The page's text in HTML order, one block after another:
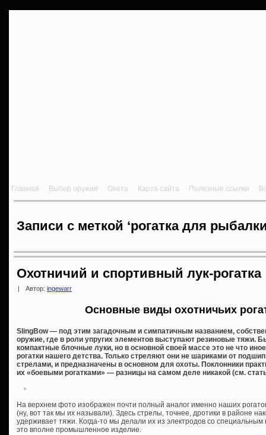
Главная Выбор оружия Охота Карта сайта Полезные ссылки
Записи с меткой ‘рогатка для
Охотничий и спортивный лук-рогатка
Автор: ingewarr
Основные виды охотничьих
SlingBow — под этим загадочным и симпатичным названием,
оружие, где в роли упругих элементов выступают резиновые тяжи.
компактные блочные луки, но в основной своей массе это не что
рогатки нашего детства. Только стреляют они не шариками от
стрелами, и предназначены в основном для охоты. Поклонники
их «боевыми рогатками» — разницы на самом деле никакой (см.
На верхнем фото изображен почти полный аналог именно наших
(ну, вот так мы их называли). Здесь стрелы, точнее, дротики в районе
удерживает тяжи. Когда-то мы делали их из электродов со
это вполне промышленное изделие.